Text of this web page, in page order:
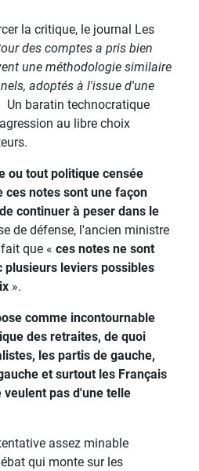
la critique, le journal Les
des comptes a pris bien
une méthodologie similaire
adoptés à l'issue d'une
Un baratin technocratique
au libre choix
ou tout politique censée
ces notes sont une façon
continuer à peser dans le
de défense, l'ancien ministre
que « ces notes ne sont
plusieurs leviers possibles
».
comme incontournable
des retraites, de quoi
les partis de gauche,
et surtout les Français
pas d'une telle
assez minable
qui monte sur les